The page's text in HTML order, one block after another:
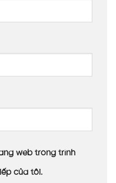
web trong trình
của tôi.